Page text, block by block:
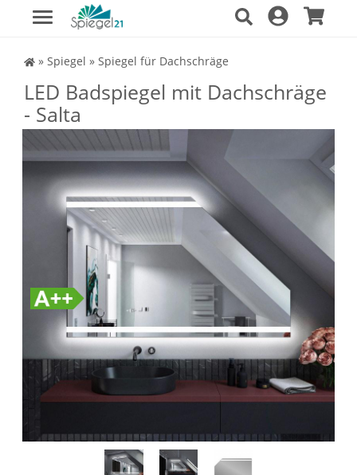
Spiegel Shop
» Spiegel » Spiegel für Dachschräge
LED Badspiegel mit Dachschräge
- Salta